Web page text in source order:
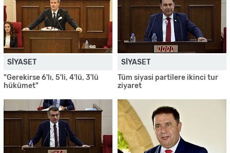
SIYASET
"Gerekirse 6'lı, 5'li, 4'lü, 3'lü
hükümet"
SIYASET
Tüm siyasi partilere ikinci tur
ziyaret